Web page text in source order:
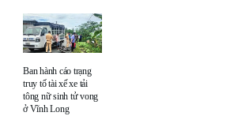
Ban hành cáo trạng
truy tố tài xế xe tải
tông nữ sinh tử vong
ở Vĩnh Long